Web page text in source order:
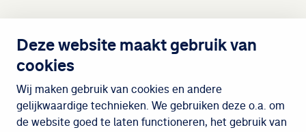
Deze website maakt gebruik van
cookies
Wij maken gebruik van cookies en andere
gelijkwaardige technieken. We gebruiken deze o.a. om
de website goed te laten functioneren, het gebruik van
Wijken
Meedoen